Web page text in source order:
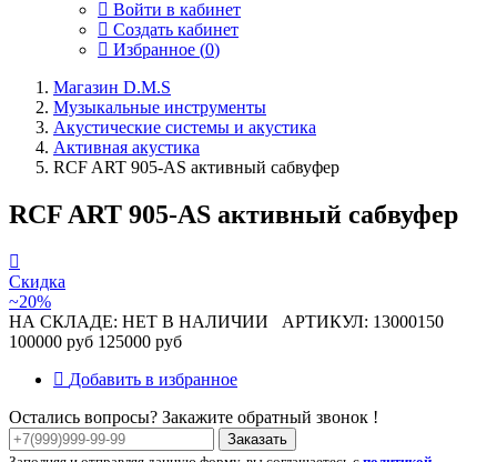
Войти в кабинет
Создать кабинет
Избранное (0)
Магазин D.M.S
Музыкальные инструменты
Акустические системы и акустика
Активная акустика
RCF ART 905-AS активный сабвуфер
RCF ART 905-AS активный сабвуфер
Скидка
~20%
НА СКЛАДЕ: НЕТ В НАЛИЧИИ АРТИКУЛ: 13000150
100000 руб 125000 руб
Добавить в избранное
Остались вопросы? Закажите обратный звонок !
Заказать